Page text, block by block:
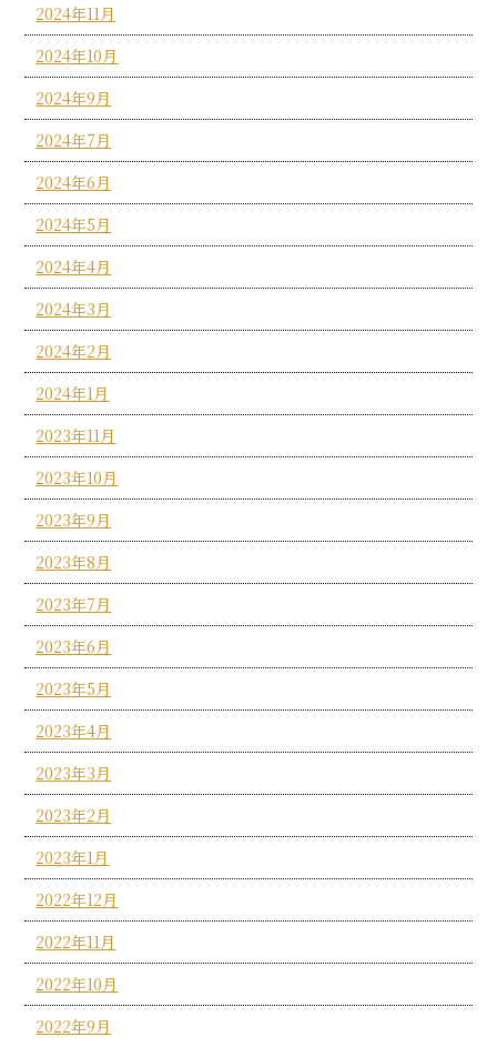
2024年11月
2024年10月
2024年9月
2024年7月
2024年6月
2024年5月
2024年4月
2024年3月
2024年2月
2024年1月
2023年11月
2023年10月
2023年9月
2023年8月
2023年7月
2023年6月
2023年5月
2023年4月
2023年3月
2023年2月
2023年1月
2022年12月
2022年11月
2022年10月
2022年9月